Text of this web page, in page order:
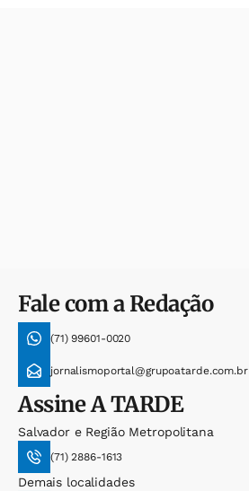
Fale com a Redação
(71) 99601-0020
jornalismoportal@grupoatarde.com.br
AssineA TARDE
Salvador e Região Metropolitana
(71) 2886-1613
Demais localidades